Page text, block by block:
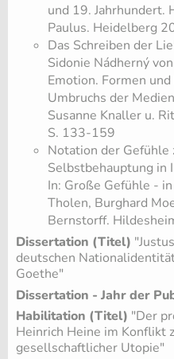
und 19. Jahrhundert.
Paulus. Heidelberg
Das Schreiben der
Sidonie Nádherný
Emotion. Formen
Umbruchs der
Susanne Knaller u.
S. 133-159
Notation der
Selbstbehauptung in
In: Große Gefühle -
Tholen, Burghard
Bernstorff.
Dissertation (Titel)
deutschen
Goethe"
Dissertation - Jahr der
Habilitation (Titel) "Der
Heinrich Heine im Konflikt
gesellschaftlicher Utopie"